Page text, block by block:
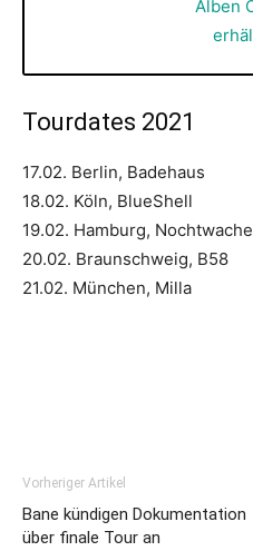
Tourdates 2021
17.02. Berlin, Badehaus
18.02. Köln, BlueShell
19.02. Hamburg, Nochtwache
20.02. Braunschweig, B58
21.02. München, Milla
Vorheriger Artikel
Bane kündigen Dokumentation
über finale Tour an